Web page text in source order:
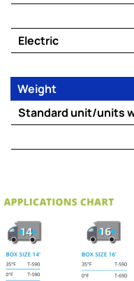
Electric
Weight
Standard unit/units